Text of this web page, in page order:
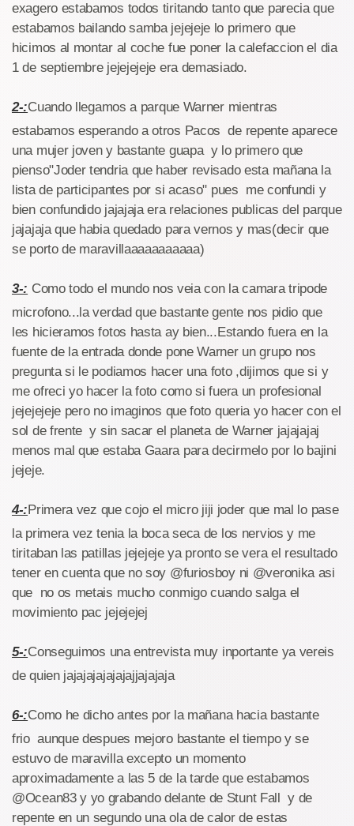
exagero estabamos todos tiritando tanto que parecia que
estabamos bailando samba jejejeje lo primero que
hicimos al montar al coche fue poner la calefaccion el dia
1 de septiembre jejejejeje era demasiado.
2-:Cuando llegamos a parque Warner mientras
estabamos esperando a otros Pacos de repente aparece
una mujer joven y bastante guapa y lo primero que
pienso"Joder tendria que haber revisado esta mañana la
lista de participantes por si acaso" pues me confundi y
bien confundido jajajaja era relaciones publicas del parque
jajajaja que habia quedado para vernos y mas(decir que
se porto de maravillaaaaaaaaaaa)
3-: Como todo el mundo nos veia con la camara tripode
microfono...la verdad que bastante gente nos pidio que
les hicieramos fotos hasta ay bien...Estando fuera en la
fuente de la entrada donde pone Warner un grupo nos
pregunta si le podiamos hacer una foto ,dijimos que si y
me ofreci yo hacer la foto como si fuera un profesional
jejejejeje pero no imaginos que foto queria yo hacer con el
sol de frente y sin sacar el planeta de Warner jajajajaj
menos mal que estaba Gaara para decirmelo por lo bajini
jejeje.
4-:Primera vez que cojo el micro jiji joder que mal lo pase
la primera vez tenia la boca seca de los nervios y me
tiritaban las patillas jejejeje ya pronto se vera el resultado
tener en cuenta que no soy @furiosboy ni @veronika asi
que no os metais mucho conmigo cuando salga el
movimiento pac jejejejej
5-:Conseguimos una entrevista muy inportante ya vereis
de quien jajajajajajajajjajajaja
6-:Como he dicho antes por la mañana hacia bastante
frio aunque despues mejoro bastante el tiempo y se
estuvo de maravilla excepto un momento
aproximadamente a las 5 de la tarde que estabamos
@Ocean83 y yo grabando delante de Stunt Fall y de
repente en un segundo una ola de calor de estas